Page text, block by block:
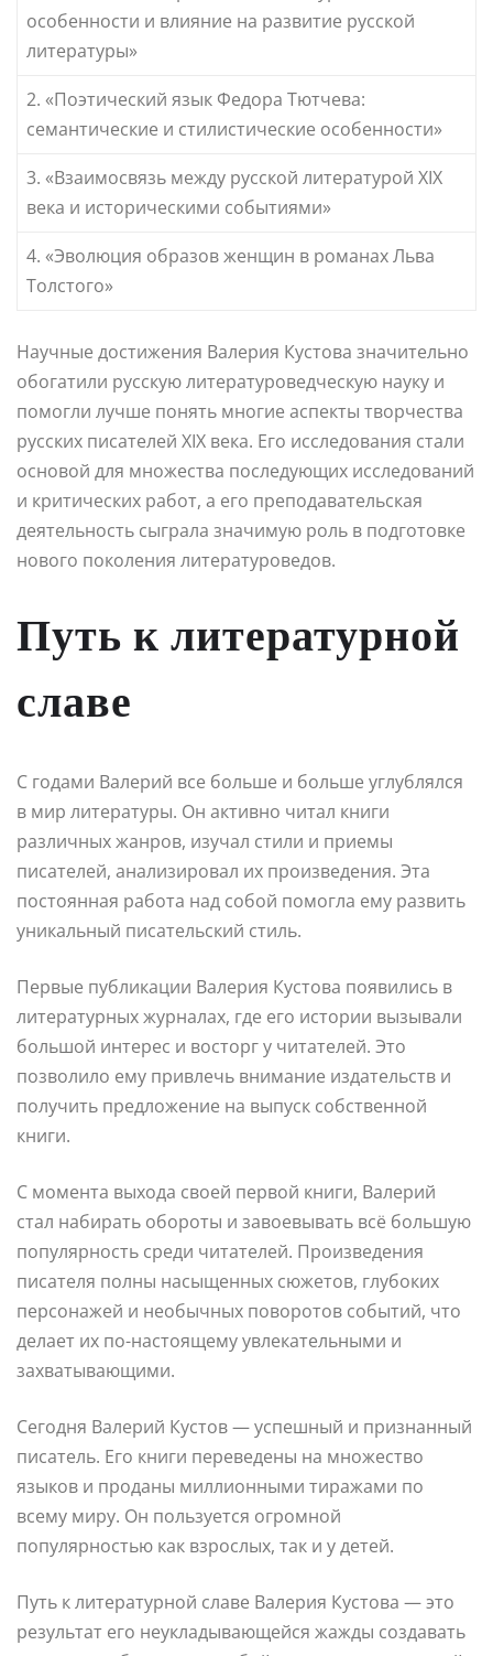
особенности и влияние на развитие русской
литературы»
2. «Поэтический язык Федора Тютчева:
семантические и стилистические особенности»
3. «Взаимосвязь между русской литературой XIX
века и историческими событиями»
4. «Эволюция образов женщин в романах Льва
Толстого»
Научные достижения Валерия Кустова значительно
обогатили русскую литературоведческую науку и
помогли лучше понять многие аспекты творчества
русских писателей XIX века. Его исследования стали
основой для множества последующих исследований
и критических работ, а его преподавательская
деятельность сыграла значимую роль в подготовке
нового поколения литературоведов.
Путь к литературной
славе
С годами Валерий все больше и больше углублялся
в мир литературы. Он активно читал книги
различных жанров, изучал стили и приемы
писателей, анализировал их произведения. Эта
постоянная работа над собой помогла ему развить
уникальный писательский стиль.
Первые публикации Валерия Кустова появились в
литературных журналах, где его истории вызывали
большой интерес и восторг у читателей. Это
позволило ему привлечь внимание издательств и
получить предложение на выпуск собственной
книги.
С момента выхода своей первой книги, Валерий
стал набирать обороты и завоевывать всё большую
популярность среди читателей. Произведения
писателя полны насыщенных сюжетов, глубоких
персонажей и необычных поворотов событий, что
делает их по-настоящему увлекательными и
захватывающими.
Сегодня Валерий Кустов — успешный и признанный
писатель. Его книги переведены на множество
языков и проданы миллионными тиражами по
всему миру. Он пользуется огромной
популярностью как взрослых, так и у детей.
Путь к литературной славе Валерия Кустова — это
результат его неукладывающейся жажды создавать